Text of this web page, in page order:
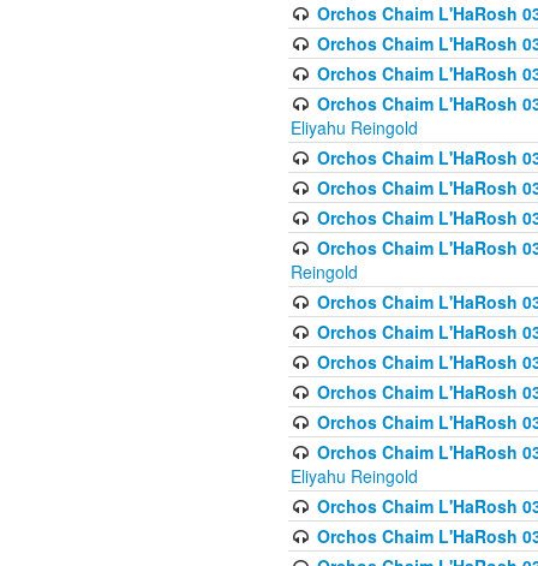
Orchos Chaim L'HaRosh
Orchos Chaim L'HaRosh
Orchos Chaim L'HaRosh
Orchos Chaim L'HaRosh
Eliyahu Reingold
Orchos Chaim L'HaRosh
Orchos Chaim L'HaRosh
Orchos Chaim L'HaRosh
Orchos Chaim L'HaRosh
Reingold
Orchos Chaim L'HaRosh
Orchos Chaim L'HaRosh
Orchos Chaim L'HaRosh
Orchos Chaim L'HaRosh
Orchos Chaim L'HaRosh
Orchos Chaim L'HaRosh
Eliyahu Reingold
Orchos Chaim L'HaRosh
Orchos Chaim L'HaRosh